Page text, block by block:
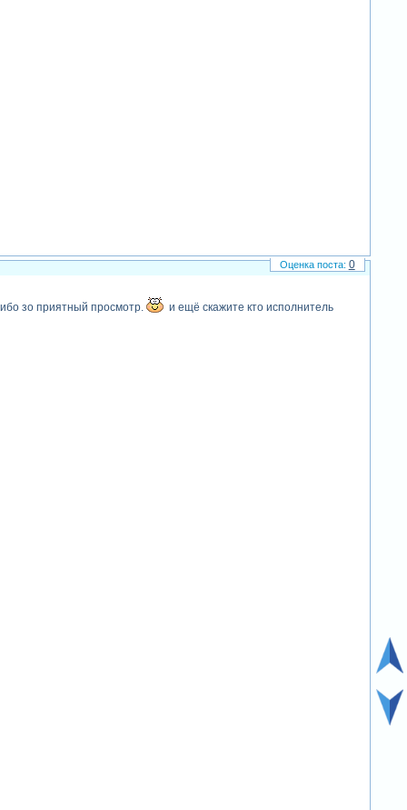
зо приятный просмотр. и ещё скажите кто исполнитель
0